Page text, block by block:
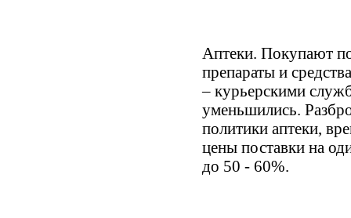
Аптеки. Покупают
препараты и
– курьерскими
уменьшились.
политики аптеки,
цены поставки на
до 50 - 60%.